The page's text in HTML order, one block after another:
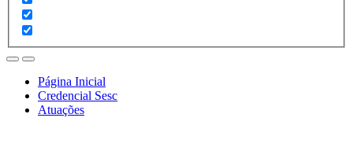
Página Inicial
Credencial Sesc
Atuações